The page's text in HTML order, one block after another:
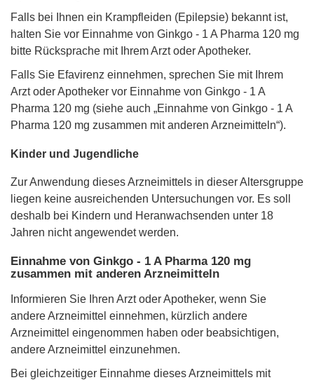
Falls bei Ihnen ein Krampfleiden (Epilepsie) bekannt ist,
halten Sie vor Einnahme von Ginkgo - 1 A Pharma 120 mg
bitte Rücksprache mit Ihrem Arzt oder Apotheker.
Falls Sie Efavirenz einnehmen, sprechen Sie mit Ihrem
Arzt oder Apotheker vor Einnahme von Ginkgo - 1 A
Pharma 120 mg (siehe auch „Einnahme von Ginkgo - 1 A
Pharma 120 mg zusammen mit anderen Arzneimitteln“).
Kinder und Jugendliche
Zur Anwendung dieses Arzneimittels in dieser Altersgruppe
liegen keine ausreichenden Untersuchungen vor. Es soll
deshalb bei Kindern und Heranwachsenden unter 18
Jahren nicht angewendet werden.
Einnahme von Ginkgo - 1 A Pharma 120 mg
zusammen mit anderen Arzneimitteln
Informieren Sie Ihren Arzt oder Apotheker, wenn Sie
andere Arzneimittel einnehmen, kürzlich andere
Arzneimittel eingenommen haben oder beabsichtigen,
andere Arzneimittel einzunehmen.
Bei gleichzeitiger Einnahme dieses Arzneimittels mit